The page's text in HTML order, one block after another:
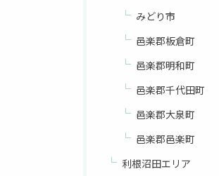
みどり市
邑楽郡板倉町
邑楽郡明和町
邑楽郡千代田町
邑楽郡大泉町
邑楽郡邑楽町
利根沼田エリア